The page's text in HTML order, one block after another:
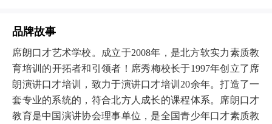
品牌故事
席朗口才艺术学校。成立于2008年，是北方软实力素质教
育培训的开拓者和引领者！席秀梅校长于1997年创立了席
朗演讲口才培训，致力于演讲口才培训20余年。打造了一
套专业的系统的，符合北方人成长的课程体系。席朗口才
教育是中国演讲协会理事单位，是全国青少年口才素质教